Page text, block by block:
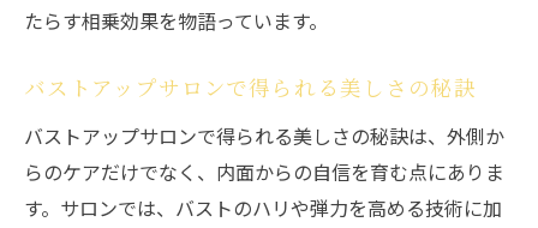
たらす相乗効果を物語っています。
バストアップサロンで得られる美しさの秘訣
バストアップサロンで得られる美しさの秘訣は、外側か
らのケアだけでなく、内面からの自信を育む点にありま
す。サロンでは、バストのハリや弾力を高める技術に加